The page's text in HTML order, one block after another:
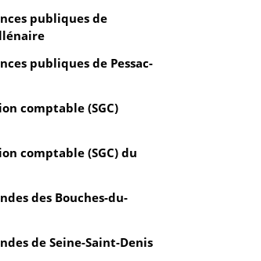
publiques de
publiques de Pessac-
comptable (SGC)
comptable (SGC) du
des Bouches-du-
de Seine-Saint-Denis